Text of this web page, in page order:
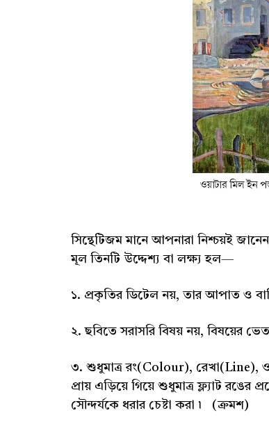
সিন্থেটিজম মানে আপনারা নিশ্চয়ই
মূল তিনটি উদ্দেশ্য বা লক্ষ্য হল—
১. প্রকৃতির ডিটেল নয়, তার আপাত ও
২. ছবিতে সরাসরি বিষয় নয়, বিষয়ের
৩. শুধুমাত্র রং(Colour), রেখা(Line),
প্রায় এড়িয়ে গিয়ে শুধুমাত্র ফ্ল্যাট
সৌন্দর্যকে ধরার চেষ্টা করা ৷ (ক্রমশ)